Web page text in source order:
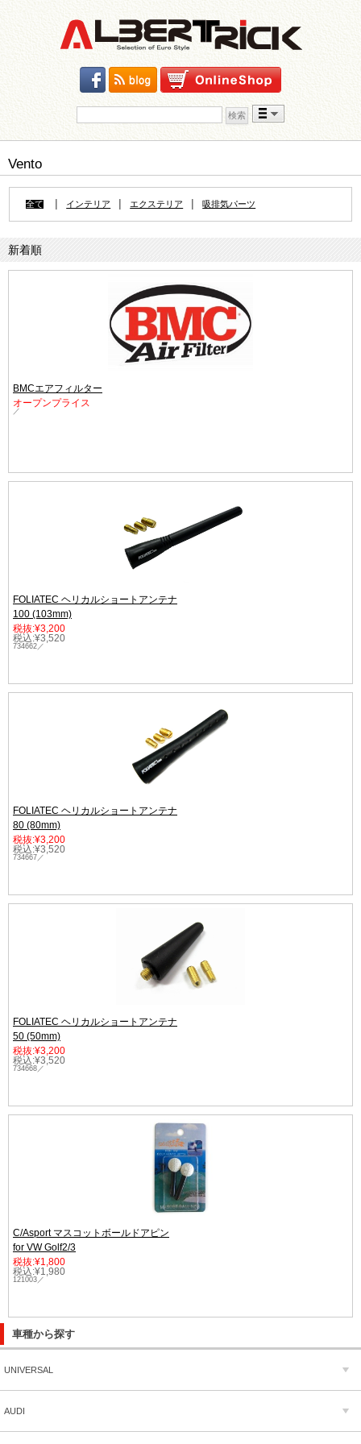
Skip to content
Vento
全て | インテリア | エクステリア | 吸排気パーツ
新着順
BMCエアフィルター
オープンプライス
／
FOLIATEC ヘリカルショートアンテナ
100 (103mm)
税抜:¥3,200
税込:¥3,520
734662／
FOLIATEC ヘリカルショートアンテナ
80 (80mm)
税抜:¥3,200
税込:¥3,520
734667／
FOLIATEC ヘリカルショートアンテナ
50 (50mm)
税抜:¥3,200
税込:¥3,520
734668／
C/Asport マスコットボールドアピン
for VW Golf2/3
税抜:¥1,800
税込:¥1,980
121003／
車種から探す
UNIVERSAL
AUDI